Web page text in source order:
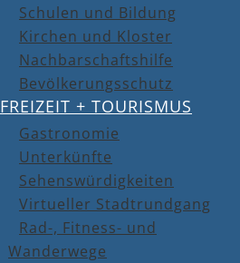
Schulen und Bildung
Kirchen und Kloster
Nachbarschaftshilfe
Bevölkerungsschutz
FREIZEIT + TOURISMUS
Gastronomie
Unterkünfte
Sehenswürdigkeiten
Virtueller Stadtrundgang
Rad-, Fitness- und
Wanderwege